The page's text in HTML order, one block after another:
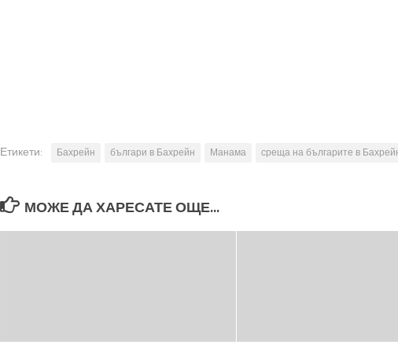
Етикети: Бахрейн българи в Бахрейн Манама среща на българите в
МОЖЕ ДА ХАРЕСАТЕ ОЩЕ...